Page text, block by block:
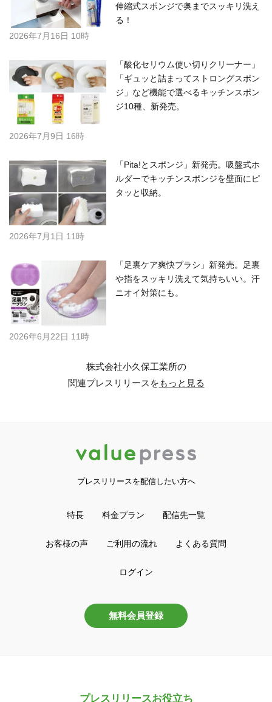
伸縮式スポンジで奥までスッキリ洗え
る！
2026年7月16日 10時
「酸化セリウム使い切りクリーナー」
「ギュッと詰まってストロングスポン
ジ」など機能で選べるキッチンスポン
ジ10種、新発売。
2026年7月9日 16時
「Pita!とスポンジ」新発売。吸盤式ホ
ルダーでキッチンスポンジを壁面にピ
タッと収納。
2026年7月1日 11時
「足裏ケア爽快ブラシ」新発売。足裏
や指をスッキリ洗えて気持ちいい。汗
ニオイ対策にも。
2026年6月22日 11時
株式会社小久保工業所の
関連プレスリリースをもっと見る
プレスリリースを配信したい方へ
特長 料金プラン 配信先一覧
お客様の声 ご利用の流れ よくある質問
ログイン
無料会員登録
プレスリリースお役立ち